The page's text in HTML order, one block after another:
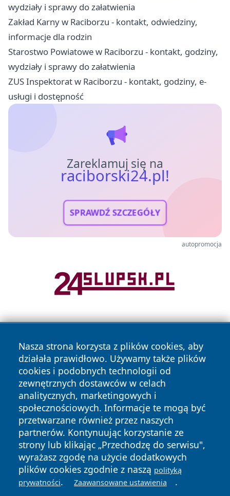
wydziały i sprawy do załatwienia
Zakład Karny w Raciborzu - kontakt, odwiedziny,
informacje dla rodzin
Starostwo Powiatowe w Raciborzu - kontakt, godziny,
wydziały i sprawy do załatwienia
ZUS Inspektorat w Raciborzu - kontakt, godziny, e-
usługi i dostępność
Zareklamuj się na
raciborski24.pl!
SPRAWDŹ SZCZEGÓŁY
autopromocja
Nasza strona korzysta z plików cookies, aby
działała prawidłowo. Używamy także plików
cookies i podobnych technologii od
zewnętrznych dostawców w celach
analitycznych, marketingowych i
społecznościowych. Informacje te mogą być
przetwarzane również przez naszych
partnerów. Kontynuując korzystanie ze
strony lub klikając „Przechodzę do serwisu",
wyrażasz zgodę na użycie dodatkowych
plików cookies zgodnie z naszą polityką
prywatności. Zaawansowane ustawienia .
Copyright © 2026 raciborski24.pl Wszystkie prawa
zastrzeżone.
News Autorzy
Polityka
Prywatności
Polityka
Cookies